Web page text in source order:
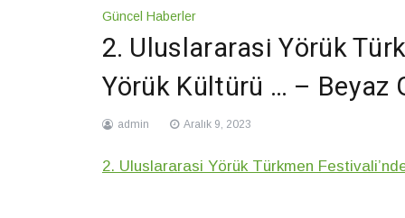
Güncel Haberler
2. Uluslararasi Yörük
Yörük Kültürü … – Beyaz
admin Aralık 9, 2023
2. Uluslararasi Yörük Türkmen